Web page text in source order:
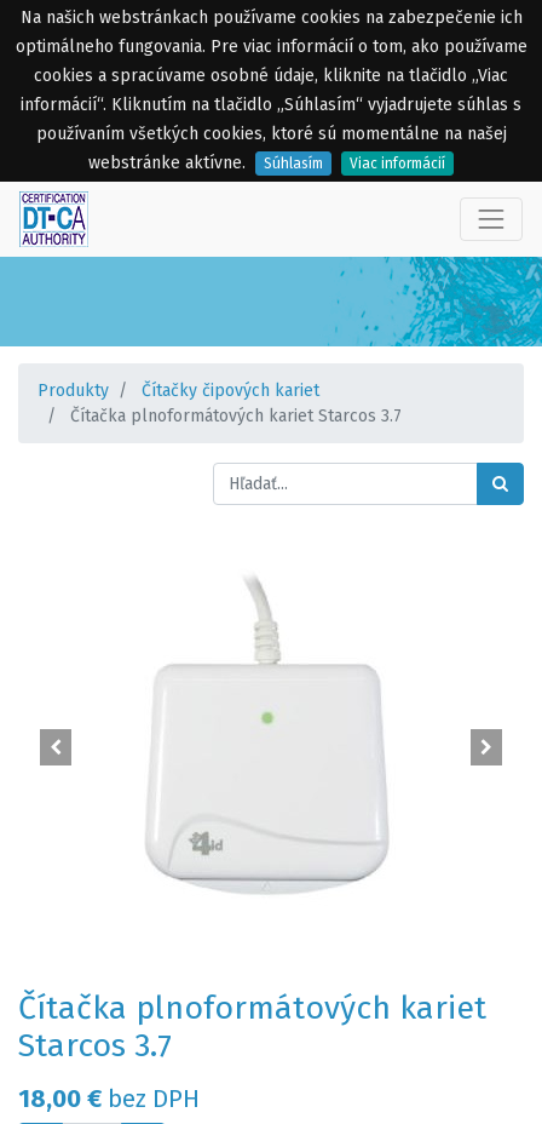
Na našich webstránkach používame cookies na zabezpečenie ich
optimálneho fungovania. Pre viac informácií o tom, ako používame
cookies a spracúvame osobné údaje, kliknite na tlačidlo „Viac
informácií“. Kliknutím na tlačidlo „Súhlasím“ vyjadrujete súhlas s
používaním všetkých cookies, ktoré sú momentálne na našej
webstránke aktívne.
Súhlasím Viac informácií
Produkty
Čítačky čipových kariet
Čítačka plnoformátových kariet Starcos 3.7
Čítačka plnoformátových kariet
Starcos 3.7
18,00 € bez DPH